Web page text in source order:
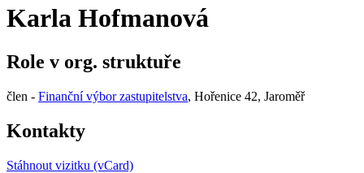
Karla Hofmanová
Role v org. struktuře
člen - Finanční výbor zastupitelstva, Hořenice 42, Jaroměř
Kontakty
Stáhnout vizitku (vCard)